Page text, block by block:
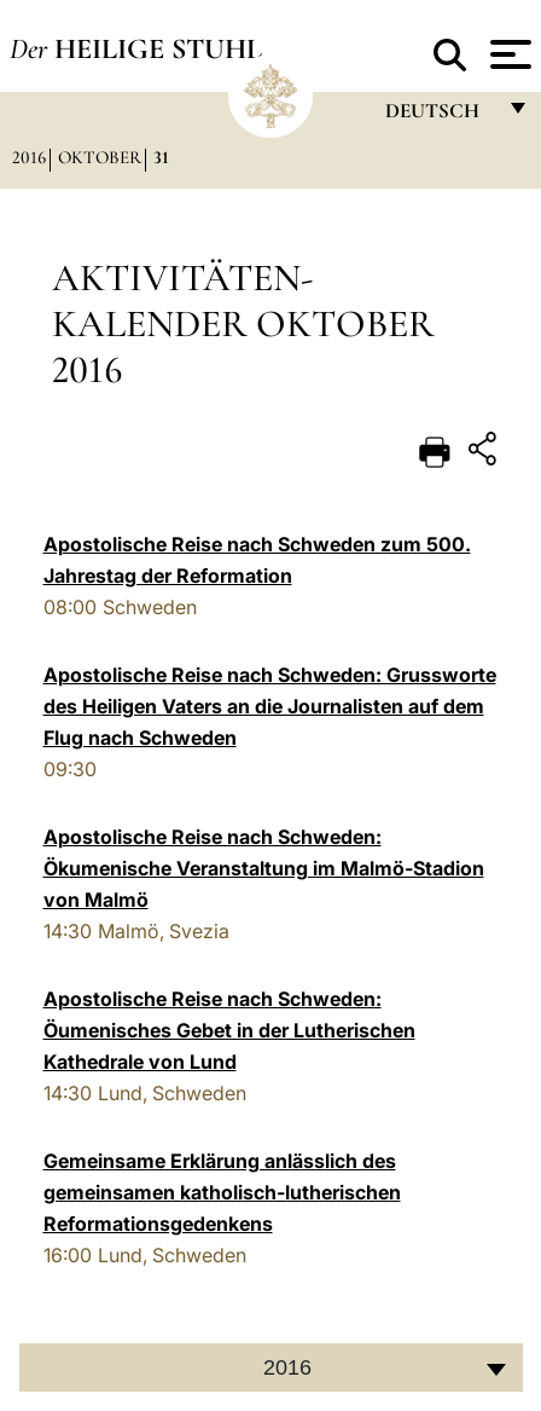
Der HEILIGE STUHL
DEUTSCH
POLSKI
中文
2016 OKTOBER 31
AKTIVITÄTEN-
KALENDER OKTOBER
2016
Apostolische Reise nach Schweden zum 500.
Jahrestag der Reformation
08:00 Schweden
Apostolische Reise nach Schweden: Grussworte
des Heiligen Vaters an die Journalisten auf dem
Flug nach Schweden
09:30
Apostolische Reise nach Schweden:
Ökumenische Veranstaltung im Malmö-Stadion
von Malmö
14:30 Malmö, Svezia
Apostolische Reise nach Schweden:
Öumenisches Gebet in der Lutherischen
Kathedrale von Lund
14:30 Lund, Schweden
Gemeinsame Erklärung anlässlich des
gemeinsamen katholisch-lutherischen
Reformationsgedenkens
16:00 Lund, Schweden
2016